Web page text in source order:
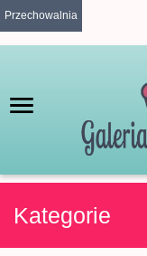
Przechowalnia
Kategorie